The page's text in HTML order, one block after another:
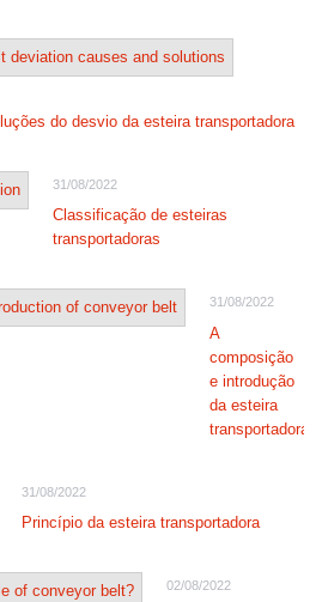
do desvio da esteira transportadora
31/08/2022
Classificação de esteiras
transportadoras
31/08/2022
A
composição
e introdução
da esteira
transportadora
31/08/2022
Princípio da esteira transportadora
02/08/2022